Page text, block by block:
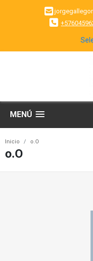
MENÚ
Inicio o.O
o.O